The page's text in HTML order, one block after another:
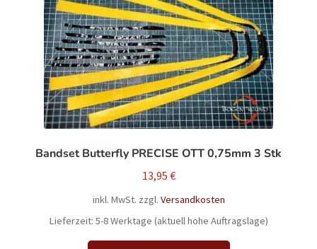
Info
Bandset Butterfly PRECISE OTT 0,75mm 3 Stk
13,95 €
inkl. MwSt. zzgl. Versandkosten
Lieferzeit: 5-8 Werktage (aktuell hohe Auftragslage)